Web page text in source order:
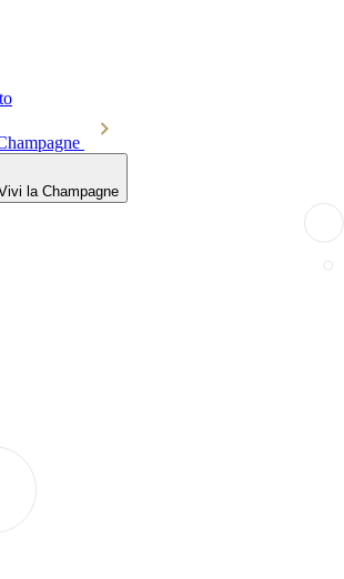
la Champagne